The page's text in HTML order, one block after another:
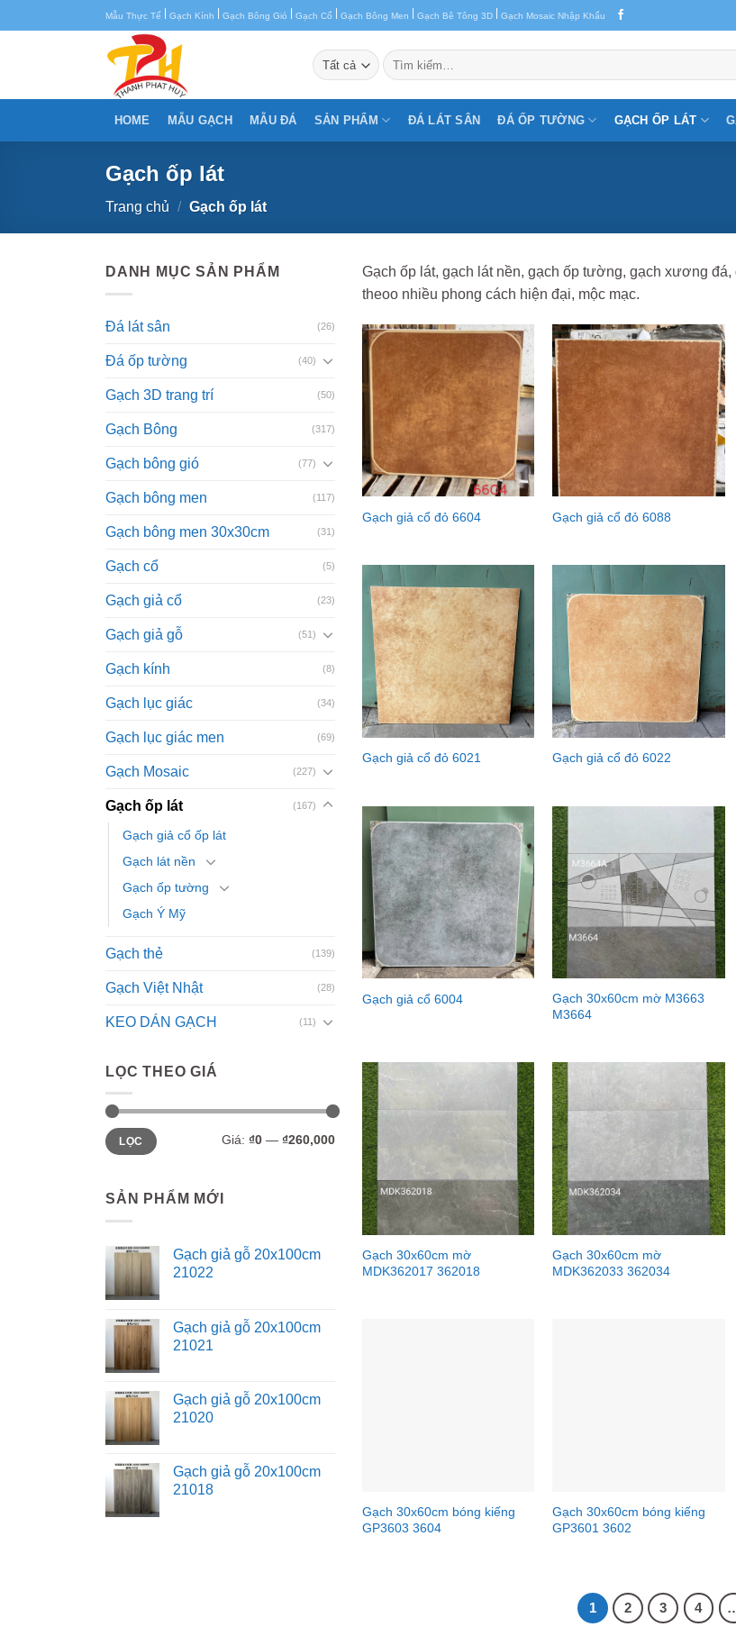
đến
Mẫu Thực Tế | Gạch Kính | Gạch Bông Gió | Gạch Cổ | Gạch Bông Men | Gạch Bê Tông 3D | Gạch Mosaic Nhập Khẩu
Tìm
kiếm:
HOME MẪU GẠCH MẪU ĐÁ SẢN PHẨM ĐÁ LÁT SÂN ĐÁ ỐP TƯỜNG GẠCH ỐP LÁT
Gạch ốp lát
Trang chủ / Gạch ốp lát
DANH MỤC SẢN PHẨM
Đá lát sân (26)
Đá ốp tường (40)
Gạch 3D trang trí (50)
Gạch Bông (317)
Gạch bông gió (77)
Gạch bông men (117)
Gạch bông men 30x30cm (31)
Gạch cổ (5)
Gạch giả cổ (23)
Gạch giả gỗ (51)
Gạch kính (8)
Gạch lục giác (34)
Gạch lục giác men (69)
Gạch Mosaic (227)
Gạch ốp lát (167)
Gạch giả cổ ốp lát
Gạch lát nền
Gạch ốp tường
Gạch Ý Mỹ
Gạch thẻ (139)
Gạch Việt Nhật (28)
KEO DÁN GẠCH (11)
LỌC THEO GIÁ
Giá
thấp
nhất
Giá
cao
nhất
LỌC Giá: ₫0 — ₫260,000
SẢN PHẨM MỚI
Gạch giả gỗ 20x100cm
21022
Gạch giả gỗ 20x100cm
21021
Gạch giả gỗ 20x100cm
21020
Gạch giả gỗ 20x100cm
21018
Gạch ốp lát, gạch lát nền, gạch ốp tường, gạch xương
theoo nhiều phong cách hiện đại, mộc mạc.
Gạch giả cổ đỏ 6604 Gạch giả cổ đỏ 6088
Gạch giả cổ đỏ 6021 Gạch giả cổ đỏ 6022
Gạch giả cổ 6004
Gạch 30x60cm mờ M3663
M3664
Gạch 30x60cm mờ
MDK362017 362018
Gạch 30x60cm mờ
MDK362033 362034
Gạch 30x60cm bóng kiếng
GP3603 3604
Gạch 30x60cm bóng kiếng
GP3601 3602
1 2 3 4